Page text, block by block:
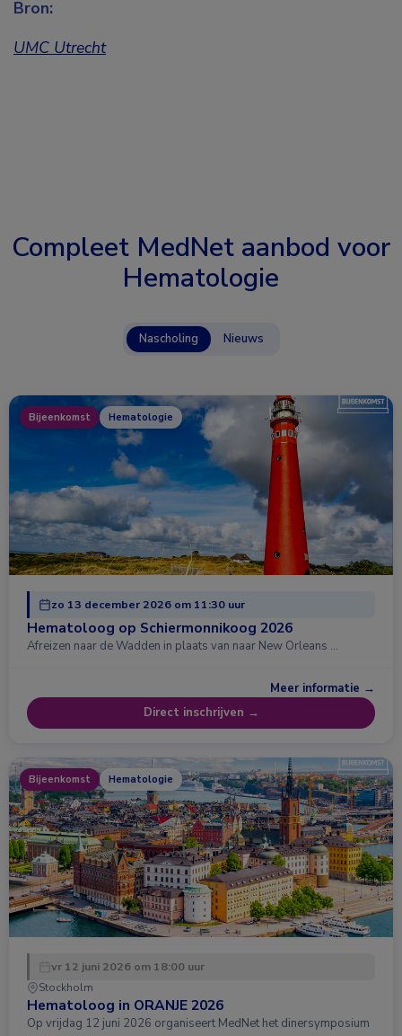
Bron:
UMC Utrecht
Compleet MedNet aanbod voor
Hematologie
Nascholing Nieuws
Bijeenkomst Hematologie
zo 13 december 2026 om 11:30 uur
Hematoloog op Schiermonnikoog 2026
Afreizen naar de Wadden in plaats van naar New Orleans …
Meer informatie →
Direct inschrijven →
Bijeenkomst Hematologie
vr 12 juni 2026 om 18:00 uur
Stockholm
Hematoloog in ORANJE 2026
Op vrijdag 12 juni 2026 organiseert MedNet het dinersymposium